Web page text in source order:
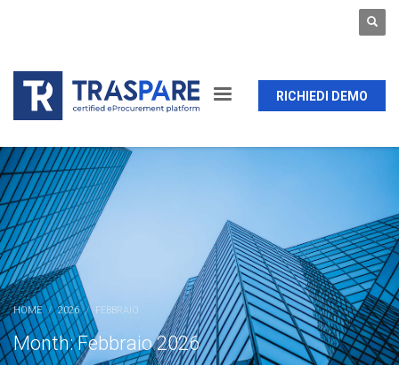
RICHIEDI DEMO
HOME 2026 FEBBRAIO
Month: Febbraio 2026